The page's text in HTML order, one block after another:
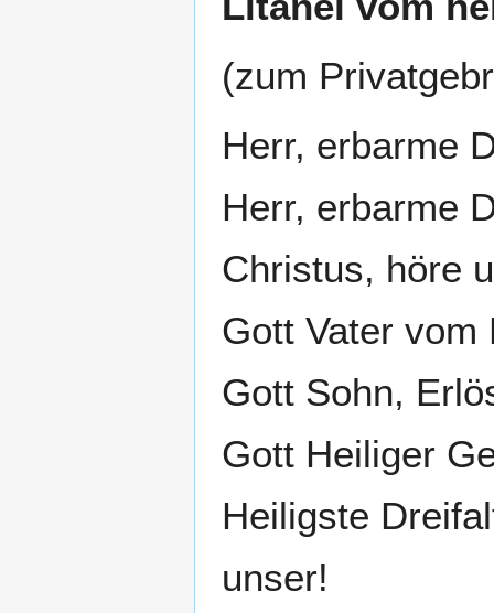
(zum
Herr, erbarme
Herr, erbarme
Christus, höre
Gott Vater
Gott Sohn,
Gott Heiliger
Heiligste
unser!